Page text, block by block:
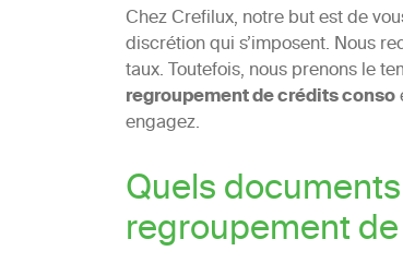
Chez Crefilux, notre but est de
discrétion qui s’imposent. Nous
taux. Toutefois, nous prenons le
regroupement de crédits conso
engagez.
Quels
regroupement